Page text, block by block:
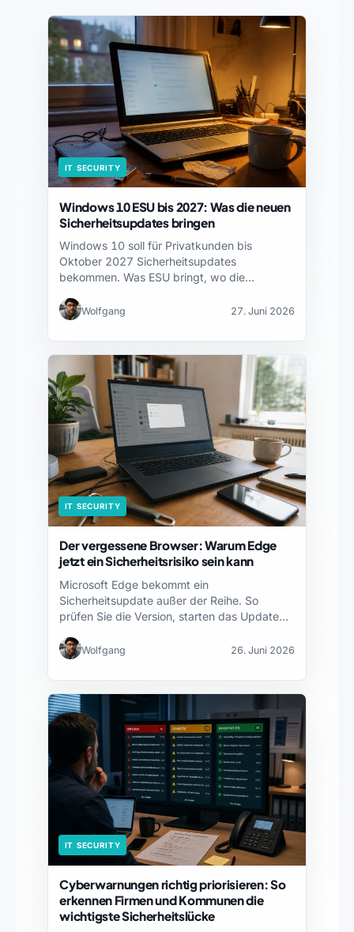
IT SECURITY
Windows 10 ESU bis 2027: Was die neuen
Sicherheitsupdates bringen
Windows 10 soll für Privatkunden bis
Oktober 2027 Sicherheitsupdates
bekommen. Was ESU bringt, wo die
Wolfgang 27. Juni 2026
IT SECURITY
Der vergessene Browser: Warum Edge
jetzt ein Sicherheitsrisiko sein kann
Microsoft Edge bekommt ein
Sicherheitsupdate außer der Reihe. So
prüfen Sie die Version, starten das Update…
Wolfgang 26. Juni 2026
IT SECURITY
Cyberwarnungen richtig priorisieren: So
erkennen Firmen und Kommunen die
wichtigste Sicherheitslücke